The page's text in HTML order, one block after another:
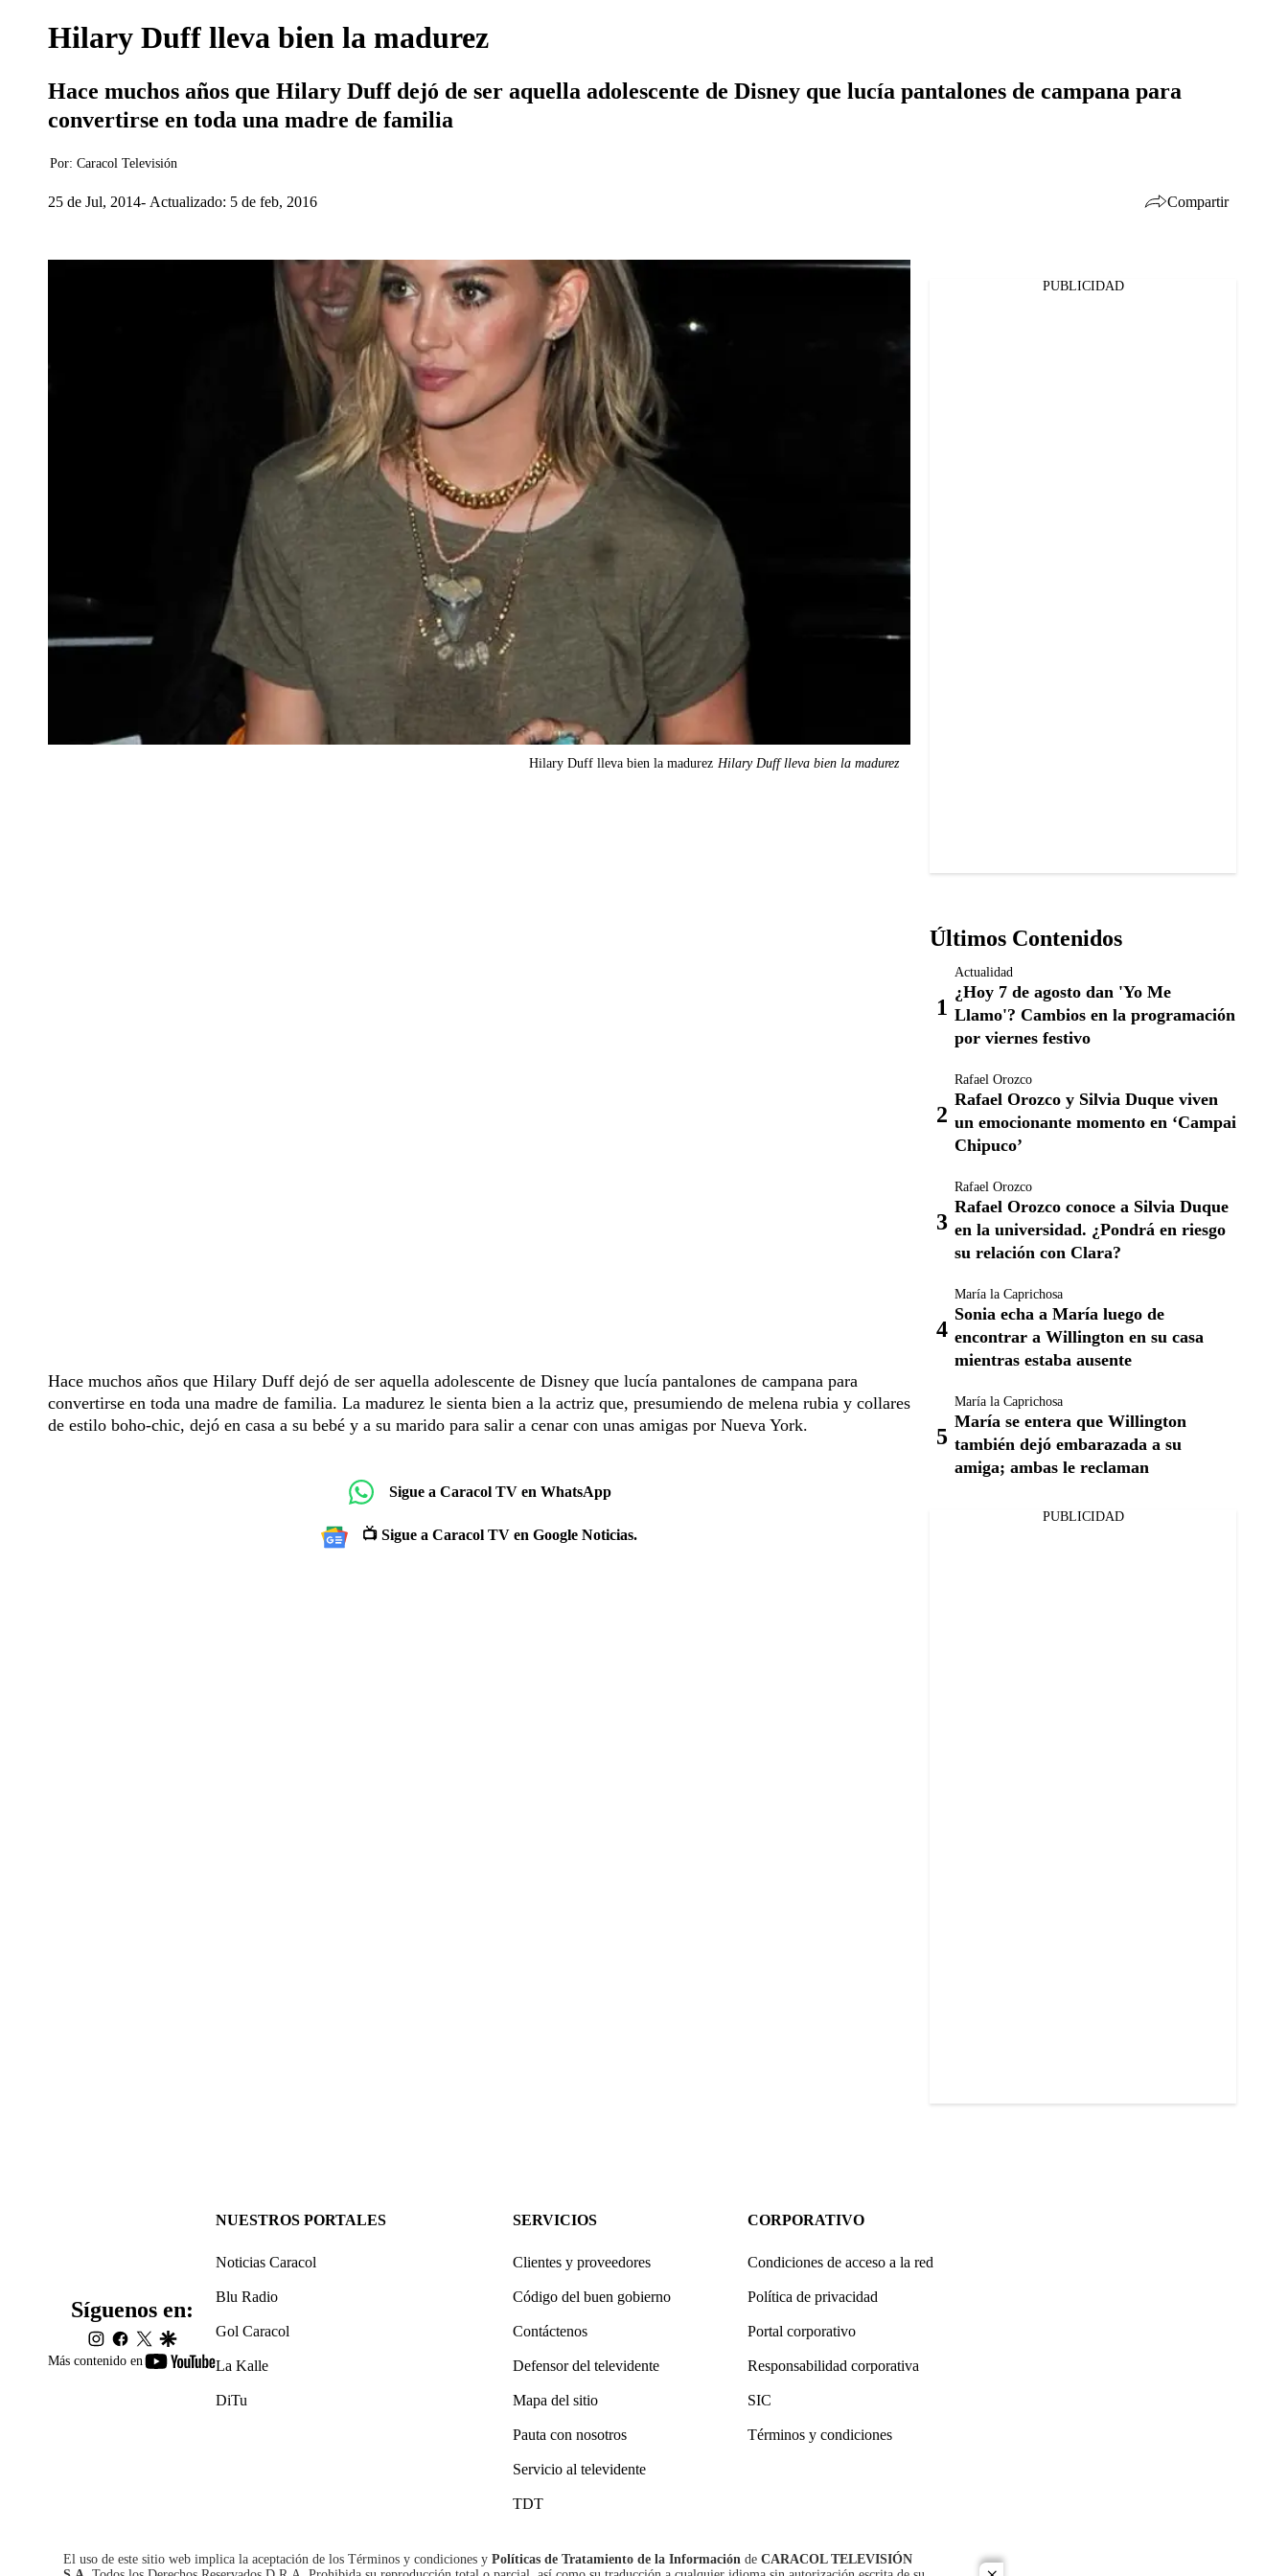
Hilary Duff lleva bien la madurez
Hace muchos años que Hilary Duff dejó de ser aquella adolescente de Disney que lucía pantalones de campana para
convertirse en toda una madre de familia
Por: Caracol Televisión
25 de Jul, 2014 Actualizado: 5 de feb, 2016 Compartir
Hilary Duff lleva bien la madurez Hilary Duff lleva bien la madurez
Hace muchos años que Hilary Duff dejó de ser aquella adolescente de Disney que lucía pantalones de campana para
convertirse en toda una madre de familia. La madurez le sienta bien a la actriz que, presumiendo de melena rubia y collares
de estilo boho-chic, dejó en casa a su bebé y a su marido para salir a cenar con unas amigas por Nueva York.
Sigue a Caracol TV en WhatsApp
📺 Sigue a Caracol TV en Google Noticias.
PUBLICIDAD
Últimos Contenidos
Actualidad
¿Hoy 7 de agosto dan 'Yo Me
Llamo'? Cambios en la programación
por viernes festivo
Rafael Orozco
Rafael Orozco y Silvia Duque viven
un emocionante momento en ‘Campai
Chipuco’
Rafael Orozco
Rafael Orozco conoce a Silvia Duque
en la universidad. ¿Pondrá en riesgo
su relación con Clara?
María la Caprichosa
Sonia echa a María luego de
encontrar a Willington en su casa
mientras estaba ausente
María la Caprichosa
María se entera que Willington
también dejó embarazada a su
amiga; ambas le reclaman
PUBLICIDAD
Más contenido en
youtube-
Síguenos en:
instagram
facebook
twittergoogle
NUESTROS PORTALES
Noticias Caracol
Blu Radio
Gol Caracol
La Kalle
DiTu
SERVICIOS
Clientes y proveedores
Código del buen gobierno
Contáctenos
Defensor del televidente
Mapa del sitio
Pauta con nosotros
Servicio al televidente
TDT
CORPORATIVO
Condiciones de acceso a la red
Política de privacidad
Portal corporativo
Responsabilidad corporativa
SIC
Términos y condiciones
El uso de este sitio web implica la aceptación de los Términos y condiciones y Políticas de Tratamiento de la Información de CARACOL TELEVISIÓN